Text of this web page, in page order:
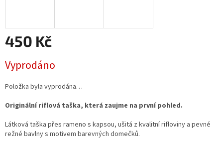
450 Kč
cena:
Vyprodáno
Položka byla vyprodána…
Originální riflová taška, která zaujme na první pohled.
Látková taška přes rameno s kapsou, ušitá z kvalitní rifloviny a pevné
režné bavlny s motivem barevných domečků.